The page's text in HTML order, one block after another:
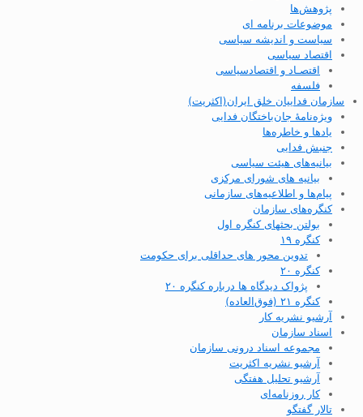
پژوهش‌ها
موضوعات برنامه ای
سیاست و اندیشه سیاسی
اقتصاد سیاسی
اقتصـاد و اقتصاد‌سیاسی
فلسفه
سازمان فداییان خلق ایران(اکثریت)
ویژه‌نامهٔ جان‌باختگان فدایی
یادها و خاطره‌ها
جنبش فدایی
بیانیه‌های هیئت سیاسی
بیانیه های شورای مرکزی
پیام‌ها و اطلاعیه‌های سازمانی
کنگره‌های سازمان
بولتن بحثهای کنگره اول
کنگره ۱۹
تدوین محور های حداقلی برای حکومت
کنگره ۲۰
پژواک دیدگاه ها درباره کنگره ۲۰
کنگره ۲۱ (فوق‌العاده)
آرشیو نشریه کار
اسناد سازمان
مجموعه اسناد درونی سازمان
آرشیو نشریه اکثریت
آرشیو تحلیل هفتگی
کار روزنامه‌ای
تالار گفتگو